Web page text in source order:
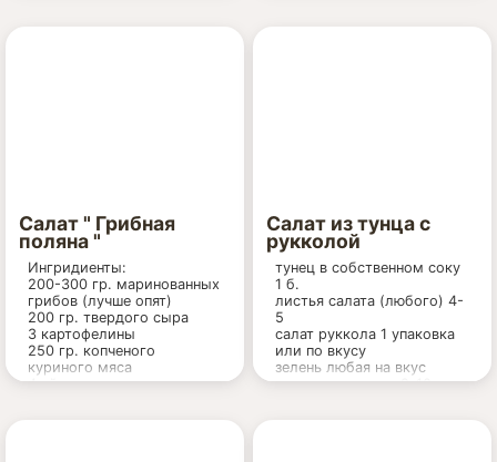
Салат " Грибная
поляна "
Ингридиенты:
200-300 гр. маринованных
грибов (лучше опят)
200 гр. твердого сыра
3 картофелины
250 гр. копченого
куриного мяса
4 яйца
Салат из тунца с
рукколой
тунец в собственном соку
1 б.
листья салата (любого) 4-
5
салат руккола 1 упаковка
или по вкусу
зелень любая на вкус
помидоры черри 9-10 шт.